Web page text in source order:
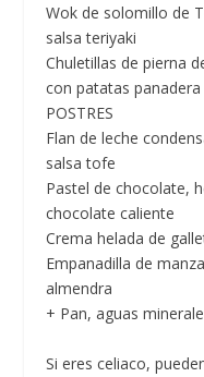
Wok de solomillo de
salsa teriyaki
Chuletillas de pierna
con patatas
POSTRES
Flan de leche
salsa tofe
Pastel de chocolate,
chocolate caliente
Crema helada de
Empanadilla de
almendra
+ Pan, aguas
Si eres celiaco,